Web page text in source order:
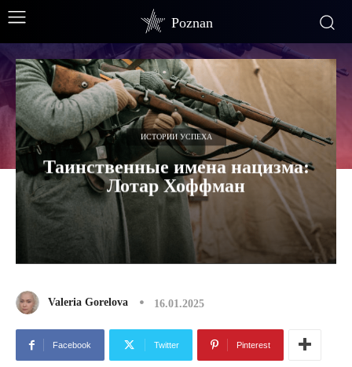
Poznan
ИСТОРИИ УСПЕХА
Таинственные имена нацизма:
Лотар Хоффман
Valeria Gorelova 16.01.2025
Facebook Twitter Pinterest